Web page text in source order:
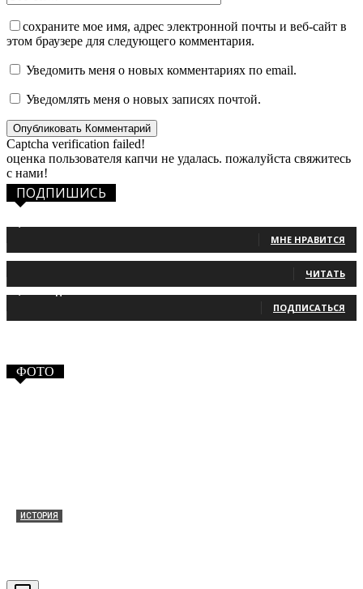
сохраните мое имя, адрес электронной почты и веб-сайт в
этом браузере для следующего комментария.
Уведомить меня о новых комментариях по email.
Уведомлять меня о новых записях почтой.
Captcha verification failed!
оценка пользователя капчи не удалась. пожалуйста свяжитесь
с нами!
ПОДПИШИСЬ
МНЕ НРАВИТСЯ
ЧИТАТЬ
ПОДПИСАТЬСЯ
ФОТО
ИСТОРИЯ